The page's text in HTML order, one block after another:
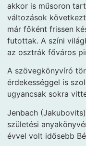
akkor is műsoron
változások
már főként frissen
futottak. A színi
az osztrák főváros
A szövegkönyvíró
érdekességgel is
ugyancsak sokra
Jenbach
születési
évvel volt idősebb